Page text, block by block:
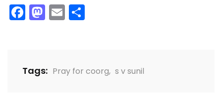
Facebook
Mastodon
Email
Tags: Pray for coorg, s v sunil